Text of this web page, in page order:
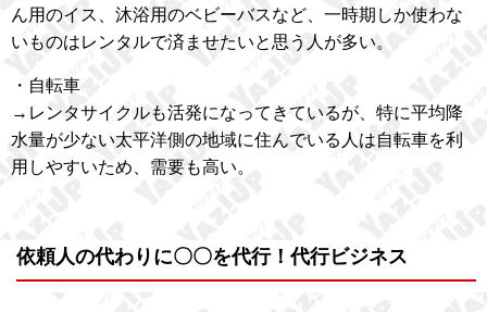
ん用のイス、沐浴用のベビーバスなど、一時期しか使わな
いものはレンタルで済ませたいと思う人が多い。
・自転車
→レンタサイクルも活発になってきているが、特に平均降
水量が少ない太平洋側の地域に住んでいる人は自転車を利
用しやすいため、需要も高い。
依頼人の代わりに〇〇を代行！代行ビジネス